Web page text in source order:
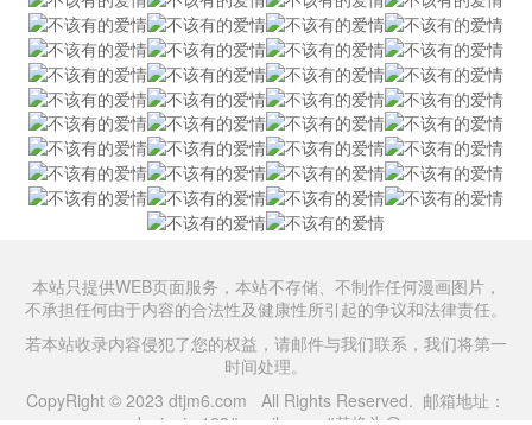
本站只提供WEB页面服务，本站不存储、不制作任何漫画图片，
不承担任何由于内容的合法性及健康性所引起的争议和法律责任。
若本站收录内容侵犯了您的权益，请邮件与我们联系，我们将第一
时间处理。
CopyRight © 2023 dtjm6.com All Rights Reserved. 邮箱地址：